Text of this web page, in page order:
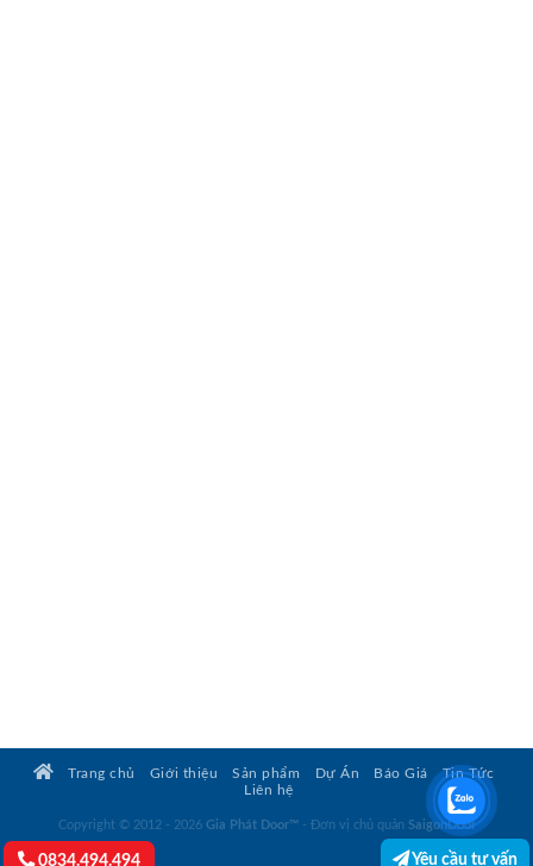
Trang chủ Giới thiệu Sản phẩm Dự Án Báo Giá
Tin Tức
Liên hệ
Copyright © 2012 - 2026 Gia Phát Door™- Đơn vị chủ quản SaigonDoor
0834.494.494 Yêu cầu tư vấn